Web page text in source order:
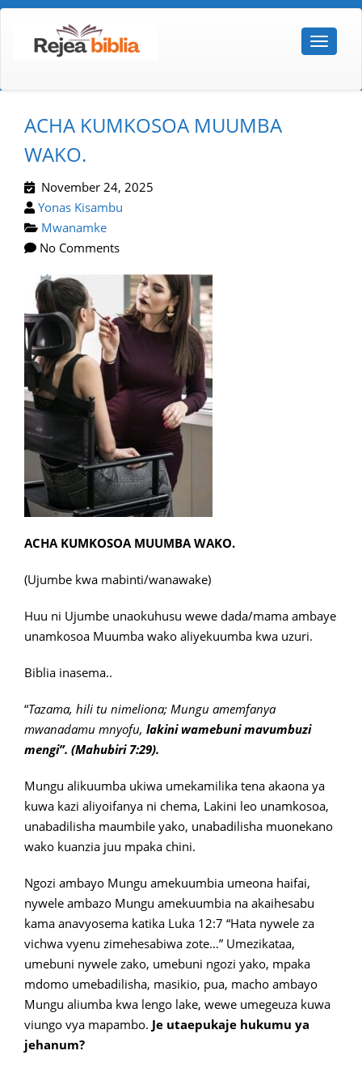
ACHA KUMKOSOA MUUMBA
WAKO.
November 24, 2025
Yonas Kisambu
Mwanamke
No Comments
ACHA KUMKOSOA MUUMBA WAKO.
(Ujumbe kwa mabinti/wanawake)
Huu ni Ujumbe unaokuhusu wewe dada/mama ambaye
unamkosoa Muumba wako aliyekuumba kwa uzuri.
Biblia inasema..
“Tazama, hili tu nimeliona; Mungu amemfanya
mwanadamu mnyofu, lakini wamebuni mavumbuzi
mengi”. (Mahubiri 7:29).
Mungu alikuumba ukiwa umekamilika tena akaona ya
kuwa kazi aliyoifanya ni chema, Lakini leo unamkosoa,
unabadilisha maumbile yako, unabadilisha muonekano
wako kuanzia juu mpaka chini.
Ngozi ambayo Mungu amekuumbia umeona haifai,
nywele ambazo Mungu amekuumbia na akaihesabu
kama anavyosema katika Luka 12:7 “Hata nywele za
vichwa vyenu zimehesabiwa zote…” Umezikataa,
umebuni nywele zako, umebuni ngozi yako, mpaka
mdomo umebadilisha, masikio, pua, macho ambayo
Mungu aliumba kwa lengo lake, wewe umegeuza kuwa
viungo vya mapambo. Je utaepukaje hukumu ya
jehanum?